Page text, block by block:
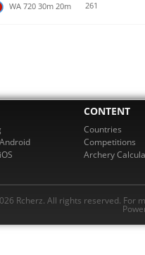
WA 720 30m 20m 261
CONTENT
Countries
Competitions
Archery
Rcherz. All rights reserved. For